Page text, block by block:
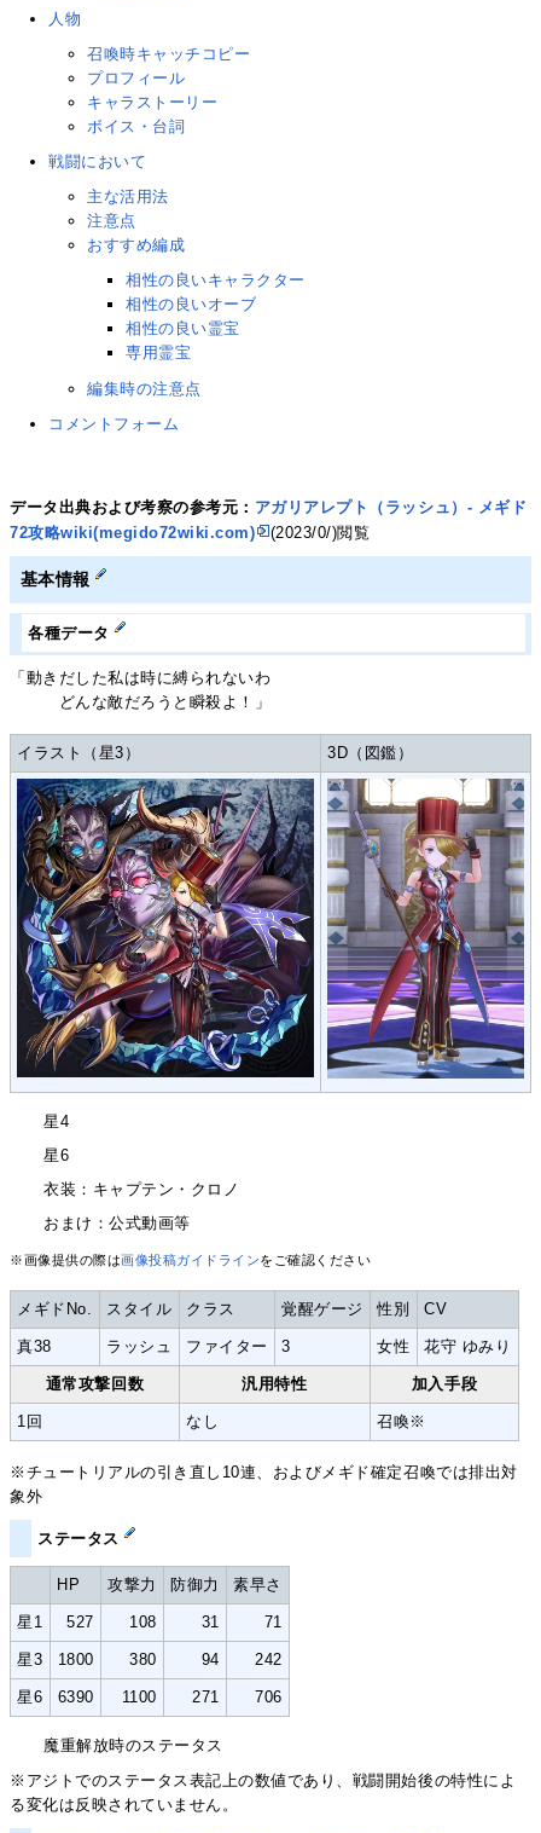
人物
召喚時キャッチコピー
プロフィール
キャラストーリー
ボイス・台詞
戦闘において
主な活用法
注意点
おすすめ編成
相性の良いキャラクター
相性の良いオーブ
相性の良い霊宝
専用霊宝
編集時の注意点
コメントフォーム
データ出典および考察の参考元： アガリアレプト（ラッシュ）- メギド
72攻略wiki(megido72wiki.com)
(2023/0/)閲覧
基本情報
各種データ
「動きだした私は時に縛られないわ
どんな敵だろうと瞬殺よ！」
イラスト（星3） 3D（図鑑）
星4
星6
衣装：キャプテン・クロノ
おまけ：公式動画等
※画像提供の際は画像投稿ガイドラインをご確認ください
メギドNo. スタイル クラス 覚醒ゲージ 性別 CV
真38 ラッシュ ファイター 3 女性 花守 ゆみり
通常攻撃回数 汎用特性 加入手段
1回 なし 召喚※
※チュートリアルの引き直し10連、およびメギド確定召喚では排出対
象外
ステータス
HP 攻撃力 防御力 素早さ
星1 527 108 31 71
星3 1800 380 94 242
星6 6390 1100 271 706
魔重解放時のステータス
※アジトでのステータス表記上の数値であり、戦闘開始後の特性によ
る変化は反映されていません。